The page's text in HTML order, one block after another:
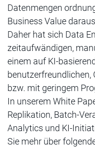
Datenmengen
Business Value
Daher hat sich Data
zeitaufwändigen,
einem auf KI-
benutzerfreundlichen,
bzw. mit geringem
In unserem White
Replikation, Batch-
Analytics und KI-
Sie mehr über